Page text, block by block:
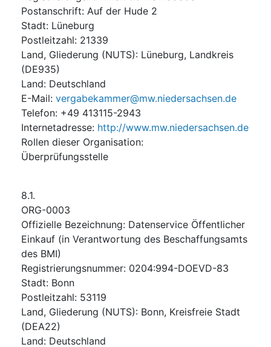
Postanschrift: Auf der Hude 2
Stadt: Lüneburg
Postleitzahl: 21339
Land, Gliederung (NUTS): Lüneburg, Landkreis
(DE935)
Land: Deutschland
E-Mail: vergabekammer@mw.niedersachsen.de
Telefon: +49 413115-2943
Internetadresse: http://www.mw.niedersachsen.de
Rollen dieser Organisation:
Überprüfungsstelle
8.1.
ORG-0003
Offizielle Bezeichnung: Datenservice Öffentlicher
Einkauf (in Verantwortung des Beschaffungsamts
des BMI)
Registrierungsnummer: 0204:994-DOEVD-83
Stadt: Bonn
Postleitzahl: 53119
Land, Gliederung (NUTS): Bonn, Kreisfreie Stadt
(DEA22)
Land: Deutschland